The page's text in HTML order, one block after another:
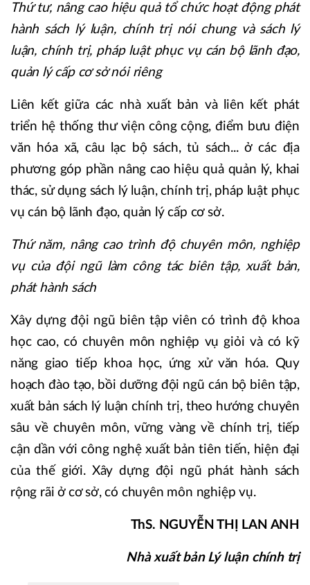
Thứ tư, nâng cao hiệu quả tổ chức hoạt động phát
hành sách lý luận, chính trị nói chung và sách lý
luận, chính trị, pháp luật phục vụ cán bộ lãnh đạo,
quản lý cấp cơ sở nói riêng
Liên kết giữa các nhà xuất bản và liên kết phát
triển hệ thống thư viện công cộng, điểm bưu điện
văn hóa xã, câu lạc bộ sách, tủ sách... ở các địa
phương góp phần nâng cao hiệu quả quản lý, khai
thác, sử dụng sách lý luận, chính trị, pháp luật phục
vụ cán bộ lãnh đạo, quản lý cấp cơ sở.
Thứ năm, nâng cao trình độ chuyên môn, nghiệp
vụ của đội ngũ làm công tác biên tập, xuất bản,
phát hành sách
Xây dựng đội ngũ biên tập viên có trình độ khoa
học cao, có chuyên môn nghiệp vụ giỏi và có kỹ
năng giao tiếp khoa học, ứng xử văn hóa. Quy
hoạch đào tạo, bồi dưỡng đội ngũ cán bộ biên tập,
xuất bản sách lý luận chính trị, theo hướng chuyên
sâu về chuyên môn, vững vàng về chính trị, tiếp
cận dần với công nghệ xuất bản tiên tiến, hiện đại
của thế giới. Xây dựng đội ngũ phát hành sách
rộng rãi ở cơ sở, có chuyên môn nghiệp vụ.
ThS. NGUYỄN THỊ LAN ANH
Nhà xuất bản Lý luận chính trị